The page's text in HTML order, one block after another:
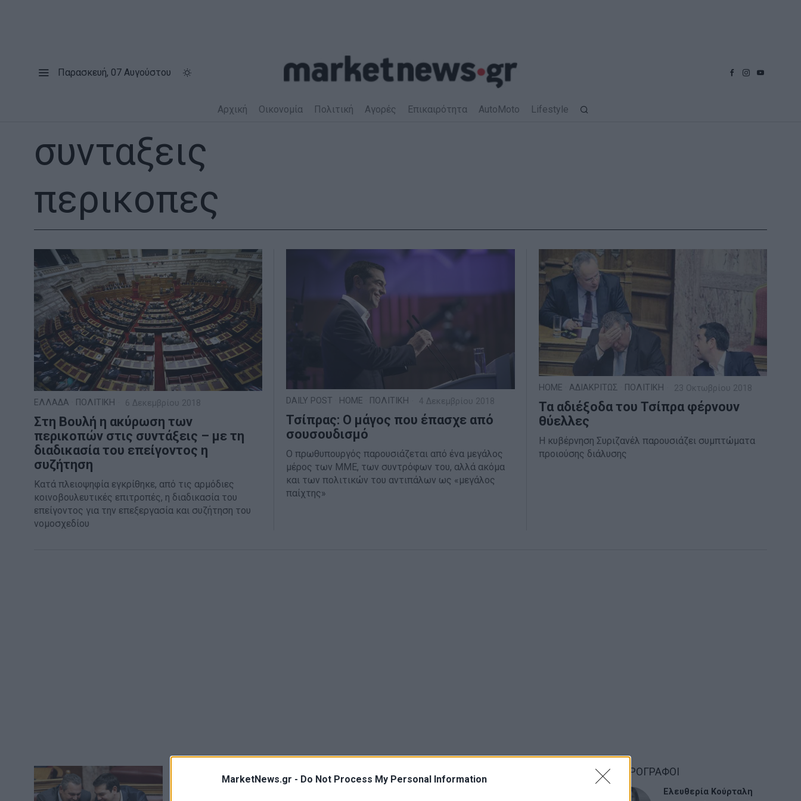
MarketNews.gr - Do Not Process My Personal Information
Παρασκευή, 07 Αυγούστου
Αρχική Οικονομία Πολιτική Αγορές Επικαιρότητα AutoMoto Lifestyle
συνταξεις
περικοπες
ΕΛΛΑΔΑ ΠΟΛΙΤΙΚΗ 6 Δεκεμβρίου 2018
Στη Βουλή η ακύρωση των
περικοπών στις συντάξεις – με τη
διαδικασία του επείγοντος η
συζήτηση
Κατά πλειοψηφία εγκρίθηκε, από τις αρμόδιες
κοινοβουλευτικές επιτροπές, η διαδικασία του
επείγοντος για την επεξεργασία και συζήτηση του
νομοσχεδίου
DAILY POST HOME ΠΟΛΙΤΙΚΗ 4 Δεκεμβρίου 2018
Τσίπρας: Ο μάγος που έπασχε από
σουσουδισμό
Ο πρωθυπουργός παρουσιάζεται από ένα μεγάλος
μέρος των ΜΜΕ, των συντρόφων του, αλλά ακόμα
και των πολιτικών του αντιπάλων ως «μεγάλος
παίχτης»
HOME ΑΔΙΑΚΡΙΤΩΣ ΠΟΛΙΤΙΚΗ 23 Οκτωβρίου 2018
Τα αδιέξοδα του Τσίπρα φέρνουν
θύελλες
Η κυβέρνηση Συριζανέλ παρουσιάζει συμπτώματα
προιούσης διάλυσης
Η ανευθυνότητα του Τσίπρα βυθίζει την Ελλάδα ΑΡΘΡΟΓΡΑΦΟΙ
Ελευθερία Κούρταλη